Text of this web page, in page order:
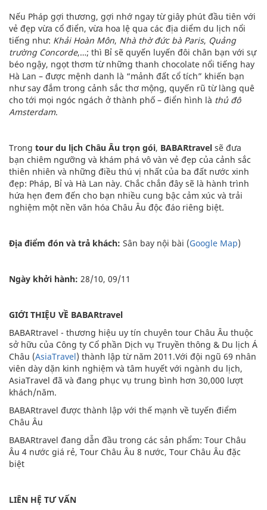
Nếu Pháp gợi thương, gợi nhớ ngay từ giây phút đầu tiên với
vẻ đẹp vừa cổ điển, vừa hoa lệ qua các địa diểm du lịch nổi
tiếng như: Khải Hoàn Môn, Nhà thờ đức bà Paris, Quảng
trường Concorde,…; thì Bỉ sẽ quyến luyến đôi chân bạn với sự
béo ngậy, ngọt thơm từ những thanh chocolate nổi tiếng hay
Hà Lan – được mệnh danh là “mảnh đất cổ tích” khiến bạn
như say đắm trong cảnh sắc thơ mộng, quyến rũ từ làng quê
cho tới mọi ngóc ngách ở thành phố – điển hình là thủ đô
Amsterdam.
Trong tour du lịch Châu Âu trọn gói, BABARtravel sẽ đưa
bạn chiêm ngưỡng và khám phá vô vàn vẻ đẹp của cảnh sắc
thiên nhiên và những điều thú vị nhất của ba đất nước xinh
đẹp: Pháp, Bỉ và Hà Lan này. Chắc chắn đây sẽ là hành trình
hứa hẹn đem đến cho bạn nhiều cung bậc cảm xúc và trải
nghiệm một nền văn hóa Châu Âu độc đáo riêng biệt.
Địa điểm đón và trả khách: Sân bay nội bài (Google Map)
Ngày khởi hành: 28/10, 09/11
GIỚI THIỆU VỀ BABARtravel
BABARtravel - thương hiệu uy tín chuyên tour Châu Âu thuộc
sở hữu của Công ty Cổ phần Dịch vụ Truyền thông & Du lịch Á
Châu (AsiaTravel) thành lập từ năm 2011.Với đội ngũ 69 nhân
viên dày dặn kinh nghiệm và tâm huyết với ngành du lịch,
AsiaTravel đã và đang phục vụ trung bình hơn 30,000 lượt
khách/năm.
BABARtravel được thành lập với thế mạnh về tuyến điểm
Châu Âu
BABARtravel đang dẫn đầu trong các sản phẩm: Tour Châu
Âu 4 nước giá rẻ, Tour Châu Âu 8 nước, Tour Châu Âu đặc
biệt
LIÊN HỆ TƯ VẤN